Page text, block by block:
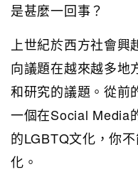
是甚麼一回事？
上世紀於西方社會興
向議題在越來越多地
和研究的議題。從前
一個在Social Media
的LGBTQ文化，你
化。